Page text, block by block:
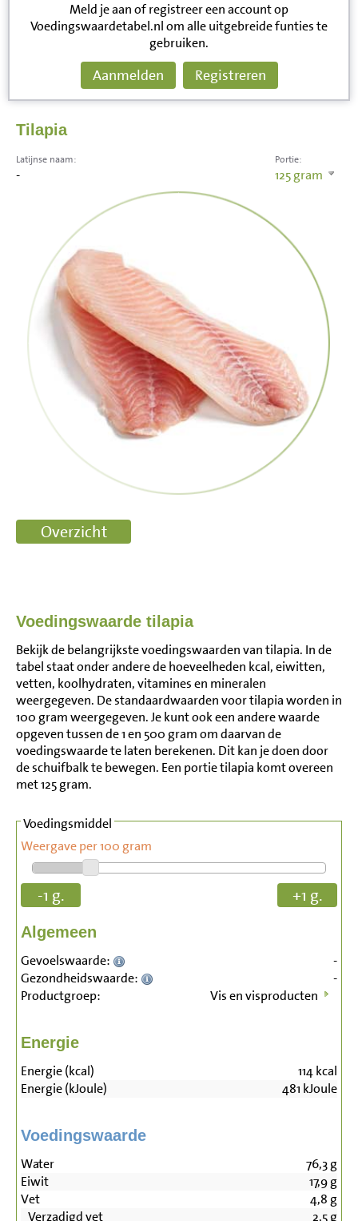
Meld je aan of registreer een account op
Voedingswaardetabel.nl om alle uitgebreide funties te
gebruiken.
Aanmelden Registreren
Tilapia
Portie:
125gram
Latijnse naam:
-
Voedingswaarde tilapia
Bekijk de belangrijkste voedingswaarden van tilapia. In de
tabel staat onder andere de hoeveelheden kcal, eiwitten,
vetten, koolhydraten, vitamines en mineralen
weergegeven. De standaardwaarden voor tilapia worden in
100 gram weergegeven. Je kunt ook een andere waarde
opgeven tussen de 1 en 500 gram om daarvan de
voedingswaarde te laten berekenen. Dit kan je doen door
de schuifbalk te bewegen. Een portie tilapia komt overeen
met 125 gram.
Voedingsmiddel
Weergave per 100 gram
-1 g. +1 g.
Algemeen
Gevoelswaarde:
-
Gezondheidswaarde:
-
Productgroep:
Vis en visproducten
Energie
Energie (kcal) 114kcal
Energie (kJoule)
481 kJoule
Voedingswaarde
Water 76,3g
Eiwit
17,9g
Vet
4,8 g
Verzadigd vet
2,5g